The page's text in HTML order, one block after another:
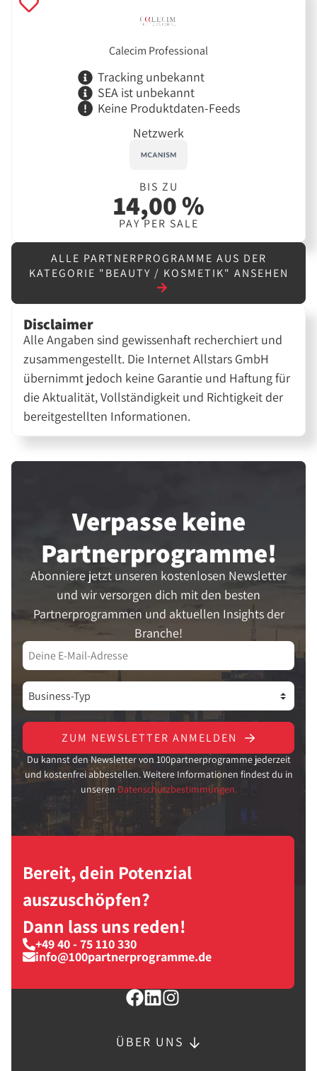
Calecim Professional
Tracking unbekannt
SEA ist unbekannt
Keine Produktdaten-Feeds
Netzwerk
BIS ZU
14,00 %
PAY PER SALE
ALLE PARTNERPROGRAMME AUS DER
KATEGORIE "BEAUTY / KOSMETIK" ANSEHEN
Disclaimer
Alle Angaben sind gewissenhaft recherchiert und
zusammengestellt. Die Internet Allstars GmbH
übernimmt jedoch keine Garantie und Haftung für
die Aktualität, Vollständigkeit und Richtigkeit der
bereitgestellten Informationen.
Verpasse keine
Partner­programme!
Abonniere jetzt unseren kostenlosen Newsletter
und wir versorgen dich mit den besten
Partnerprogrammen und aktuellen Insights der
Branche!
ZUM NEWSLETTER ANMELDEN
Du kannst den Newsletter von 100partnerprogramme jederzeit
und kostenfrei abbestellen. Weitere Informationen findest du in
unseren Datenschutzbestimmungen.
Bereit, dein Potenzial
auszuschöpfen?
Dann lass uns reden!
+49 40 - 75 110 330
info@100partnerprogramme.de
ÜBER UNS